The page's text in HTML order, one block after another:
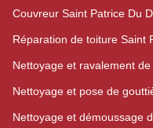
Couvreur Saint Patrice Du
Réparation de toiture Saint
Nettoyage et ravalement
Nettoyage et pose de
Nettoyage et démoussage